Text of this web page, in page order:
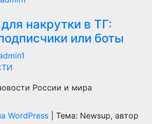
накрутки в ТГ:
или боты
России и мира
WordPress
Тема: Newsup, автор